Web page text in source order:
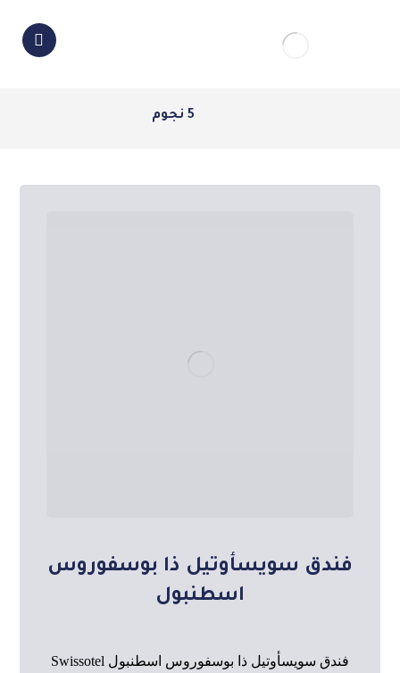
5 نجوم
فندق سويسأوتيل ذا بوسفوروس
اسطنبول
فندق سويسأوتيل ذا بوسفوروس اسطنبول Swissotel